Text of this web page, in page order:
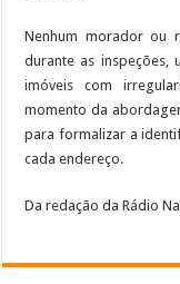
Nenhum morador ou
durante as inspeções,
imóveis com
momento da
para formalizar a
cada endereço.
Da redação da Rádio